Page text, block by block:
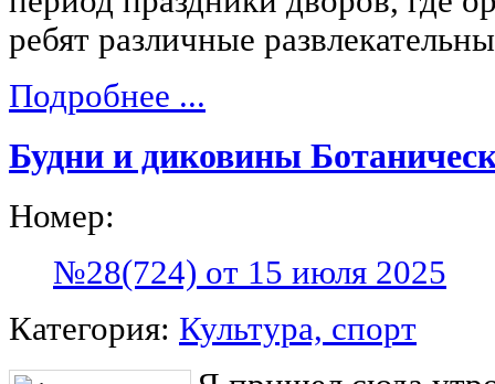
ребят различные
Подробнее ...
Будни и диковины
Номер:
№28(724) от 15 июля 2025
Категория: Культура, спорт